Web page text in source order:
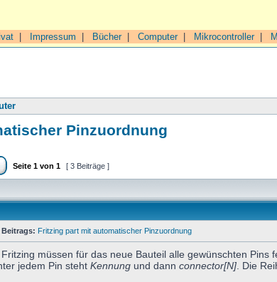
Impressum Bücher| Computer| Mikrocontroller|
Pinzuordnung
Seite 1 von 1 [ 3 Beiträge ]
Fritzing part mit automatischer Pinzuordnung
Fritzing müssen für das neue Bauteil alle gewünschten Pins
jedem Pin steht Kennung und dann connector[N]. Die